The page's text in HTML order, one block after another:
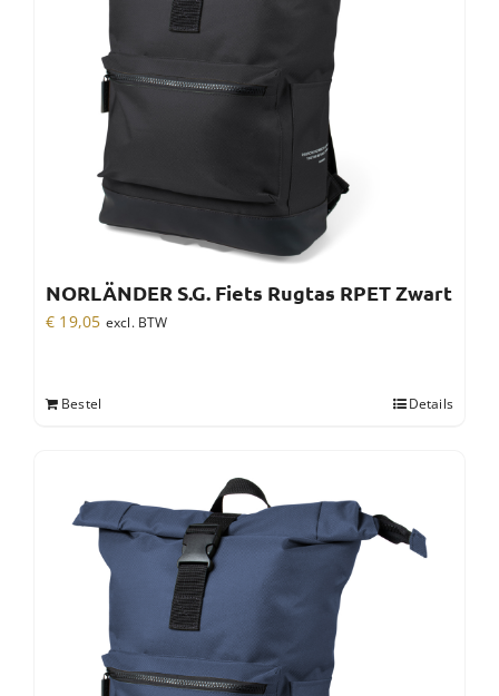
NORLÄNDER S.G. Fiets Rugtas RPET Zwart
€ 19,05 excl. BTW
Bestel Details